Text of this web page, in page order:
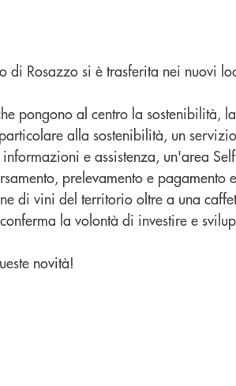
di Rosazzo si è trasferita nei nuovi
pongono al centro la sostenibilità,
alla sostenibilità, un
e assistenza, un'area
prelevamento e pagamento
di vini del territorio oltre a una
la volontà di investire e
novità!